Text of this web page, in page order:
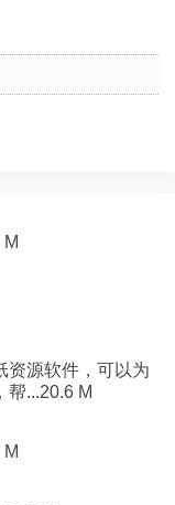
资源软件，可以为
帮...20.6 M